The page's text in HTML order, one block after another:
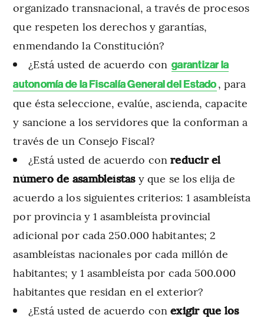
organizado transnacional, a través de procesos
que respeten los derechos y garantías,
enmendando la Constitución?
¿Está usted de acuerdo con garantizar la
autonomía de la Fiscalía General del Estado, para
que ésta seleccione, evalúe, ascienda, capacite
y sancione a los servidores que la conforman a
través de un Consejo Fiscal?
¿Está usted de acuerdo conreducir el
número de asambleístas y que se los elija de
acuerdo a los siguientes criterios: 1 asambleísta
por provincia y 1 asambleísta provincial
adicional por cada 250.000 habitantes; 2
asambleístas nacionales por cada millón de
habitantes; y 1 asambleísta por cada 500.000
habitantes que residan en el exterior?
¿Está usted de acuerdo conexigir que los